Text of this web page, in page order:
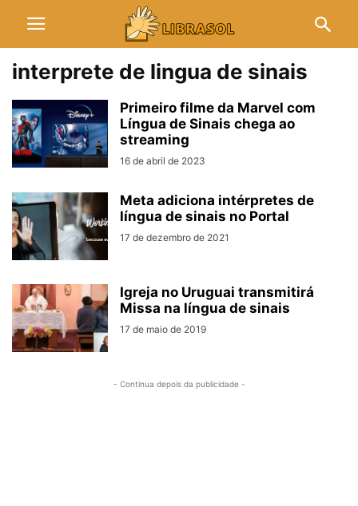
interprete de lingua de sinais
Primeiro filme da Marvel com
Língua de Sinais chega ao
streaming
16 de abril de 2023
Meta adiciona intérpretes de
língua de sinais no Portal
17 de dezembro de 2021
Igreja no Uruguai transmitirá
Missa na língua de sinais
17 de maio de 2019
- Continua depois da publicidade -